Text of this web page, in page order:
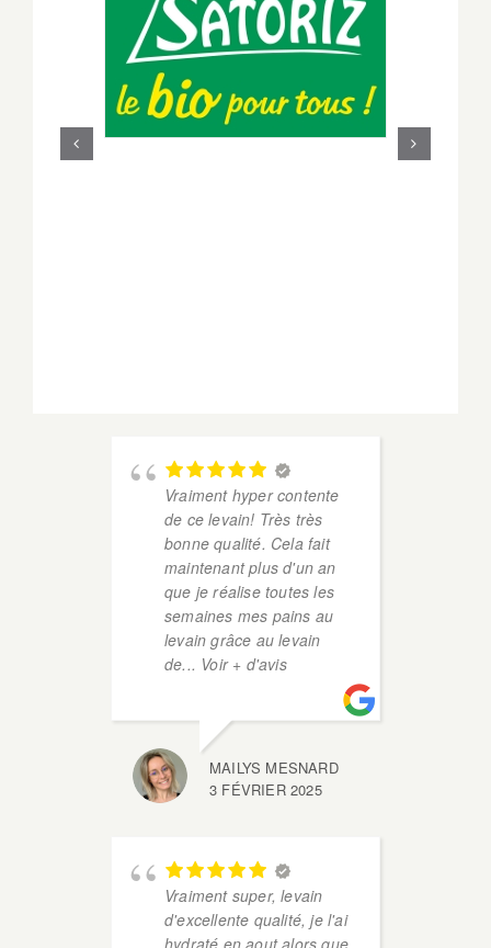
Vraiment hyper contente
de ce levain! Très très
bonne qualité. Cela fait
maintenant plus d'un an
que je réalise toutes les
semaines mes pains au
levain grâce au levain
de... Voir + d'avis
MAILYS MESNARD
3 FÉVRIER 2025
Vraiment super, levain
d'excellente qualité, je l'ai